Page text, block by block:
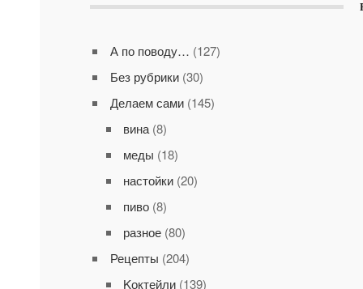
А по поводу… (127)
Без рубрики(30)
Делаем сами(145)
вина(8)
меды (18)
настойки(20)
пиво(8)
разное(80)
Рецепты (204)
Kоктейли(139)